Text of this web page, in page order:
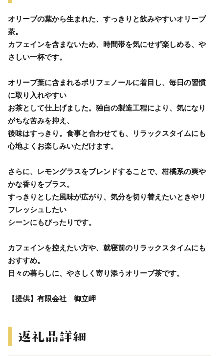
オリーブの葉から生まれた、すっきりと飲みやすいオリーブ
茶。
カフェインを含まないため、時間帯を気にせず楽しめる、や
さしい一杯です。
オリーブ葉に含まれるポリフェノールに着目し、毎日の習慣
に取り入れやすい
お茶として仕上げました。独自の製造工程により、気になり
がちな苦みを抑え、
後味はすっきり。食事と合わせても、リラックスタイムにも
心地よくお楽しみいただけます。
さらに、レモングラスをブレンドすることで、柑橘系の爽や
かな香りをプラス。
すっきりとした風味が広がり、気分を切り替えたいときやリ
フレッシュしたい
シーンにもぴったりです。
カフェインを控えたい方や、就寝前のリラックスタイムにも
おすすめ。
日々の暮らしに、やさしく寄り添うオリーブ茶です。
【提供】有限会社 御立岬